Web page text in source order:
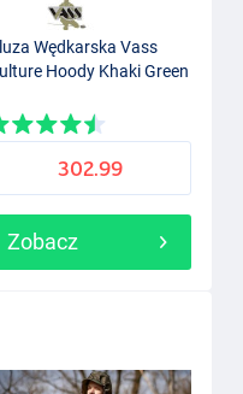
Wędkarska Vass
Hoody Khaki Green
302.99
Zobacz